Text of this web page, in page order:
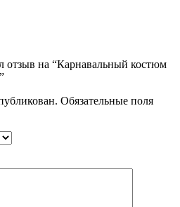
отзыв на “Карнавальный костюм
Обязательные поля